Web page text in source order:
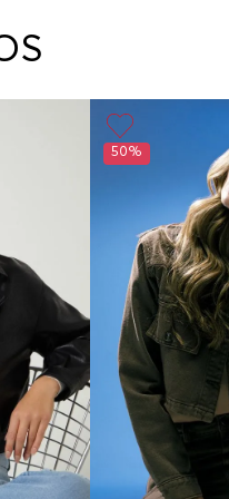
la recogida del
50%